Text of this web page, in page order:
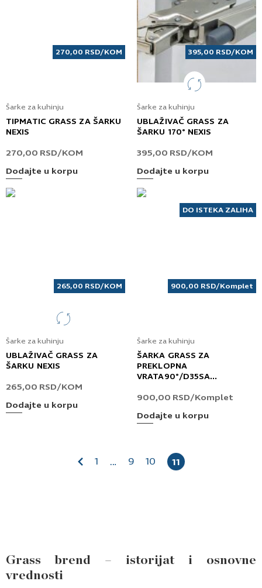
270,00 RSD/KOM
Šarke za kuhinju
TIPMATIC GRASS ZA ŠARKU
NEXIS
270,00 RSD/KOM
Dodajte u korpu
395,00 RSD/KOM
Šarke za kuhinju
UBLAŽIVAČ GRASS ZA
ŠARKU 170° NEXIS
395,00 RSD/KOM
Dodajte u korpu
265,00 RSD/KOM
Šarke za kuhinju
UBLAŽIVAČ GRASS ZA
ŠARKU NEXIS
265,00 RSD/KOM
Dodajte u korpu
DO ISTEKA ZALIHA
900,00 RSD/Komplet
Šarke za kuhinju
ŠARKA GRASS ZA
PREKLOPNA
VRATA90°/D35SA
900,00 RSD/Komplet
Dodajte u korpu
1 … 9 10 11
Grass brend – istorijat i osnovne
vrednosti